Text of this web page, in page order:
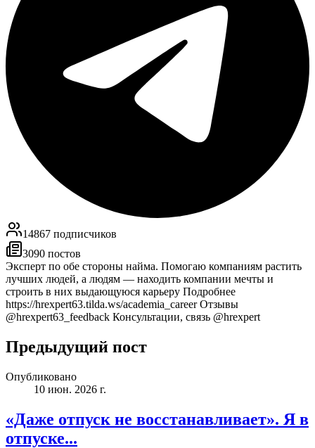
14867 подписчиков
3090 постов
Эксперт по обе стороны найма. Помогаю компаниям растить
лучших людей, а людям — находить компании мечты и
строить в них выдающуюся карьеру Подробнее
https://hrexpert63.tilda.ws/academia_career Отзывы
@hrexpert63_feedback Консультации, связь @hrexpert
Предыдущий пост
Опубликовано
10 июн. 2026 г.
«Даже отпуск не восстанавливает». Я в
отпуске...